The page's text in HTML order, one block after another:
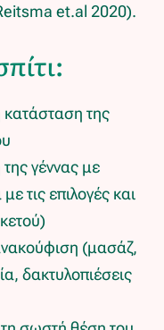
et.al 2020).
της
της γέννας με
τις επιλογές και
(μασάζ,
δακτυλοπιέσεις